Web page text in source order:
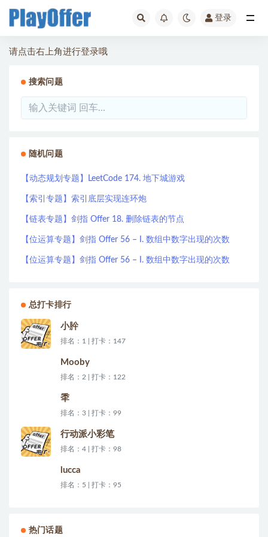
登录
请点击右上角进行登录哦
搜索问题
随机问题
【动态规划专题】LeetCode 174. 地下城游戏
【索引专题】索引底层实现连环炮
【链表专题】剑指 Offer 18. 删除链表的节点
【位运算专题】剑指 Offer 56 – I. 数组中数字出现的次数
【位运算专题】剑指 Offer 56 – I. 数组中数字出现的次数
总打卡排行
小肸
排名：1 | 打卡：147
Mooby
排名：2 | 打卡：122
秊
排名：3 | 打卡：99
行动派小彩笔
排名：4 | 打卡：98
lucca
排名：5 | 打卡：95
热门话题